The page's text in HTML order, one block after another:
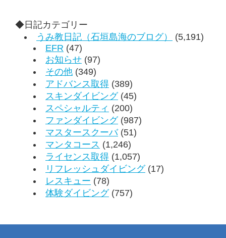
◆日記カテゴリー
うみ教日記（石垣島海のブログ）
(5,191)
EFR (47)
お知らせ (97)
その他 (349)
アドバンス取得 (389)
スキンダイビング(45)
スペシャルティ (200)
ファンダイビング(987)
マスタースクーバ(51)
マンタコース (1,246)
ライセンス取得 (1,057)
リフレッシュダイビング(17)
レスキュー (78)
体験ダイビング(757)